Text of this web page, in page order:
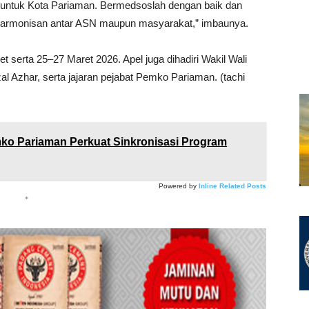
Kota Pariaman. Bermedsoslah dengan baik dan
antar ASN maupun masyarakat,” imbaunya.
serta 25–27 Maret 2026. Apel juga dihadiri Wakil Wali
Azhar, serta jajaran pejabat Pemko Pariaman. (tachi
Pariaman Perkuat Sinkronisasi Program
Powered by Inline Related Posts
*